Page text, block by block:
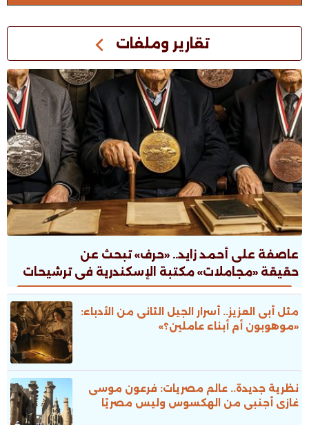
تقارير وملفات
عاصفة على أحمد زايد.. «حرف» تبحث عن
حقيقة «مجاملات» مكتبة الإسكندرية فى ترشيحات
جوائز الدولة
مثل أبى العزيز.. أسرار الجيل الثانى من الأدباء:
«موهوبون أم أبناء عاملين؟»
نظرية جديدة.. عالم مصريات: فرعون موسى
غازى أجنبى من الهكسوس وليس مصريًا